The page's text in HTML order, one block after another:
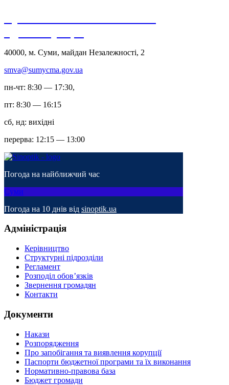
40000, м. Суми, майдан Незалежності, 2
smva@sumycma.gov.ua
пн-чт: 8:30 — 17:30,
пт: 8:30 — 16:15
сб, нд: вихідні
перерва: 12:15 — 13:00
Погода на найближчий час
Суми
Погода на 10 днів від sinoptik.ua
Адміністрація
Керівництво
Структурні підрозділи
Регламент
Розподіл обов’язків
Звернення громадян
Контакти
Документи
Накази
Розпорядження
Про запобігання та виявлення корупції
Паспорти бюджетної програми та їх виконання
Нормативно-правова база
Бюджет громади